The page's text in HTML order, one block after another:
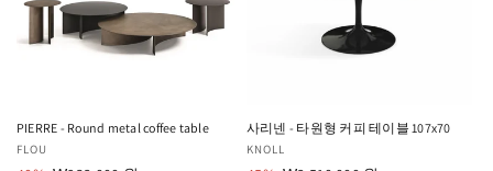
PIERRE - Round metal coffee table
공
FLOU
사리넨 - 타원형 커피 테이블 107x70
공
KNOLL